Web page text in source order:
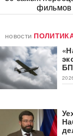
фильмов
новости